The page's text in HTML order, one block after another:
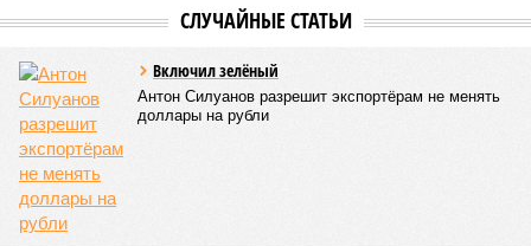
инвестировало, а раздавало пожертвования, не
выходит, никак не гарантировало собственные интересы.
«Пока самая популярная в Армении точка зрения по
поводу будущего железных дорог рес­публики –
национализировать пути сообщения и, естественно,
ничего РЖД не компенсировать. Модернизация железных
дорог Армении за счёт России в Ереване считается
совершенно естественной»
Андрей Суздальцев.